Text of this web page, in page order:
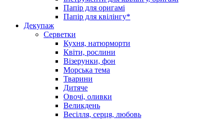
Папір для оригамі
Папір для квілінгу*
Декупаж
Серветки
Кухня, натюрморти
Квіти, рослини
Візерунки, фон
Морська тема
Тварини
Дитяче
Овочі, оливки
Великдень
Весілля, серця, любовь